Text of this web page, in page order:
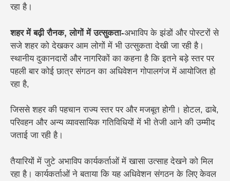
रहा है।
शहर में बढ़ी रौनक, लोगों में उत्सुकता-अभाविप के झंडों और पोस्टरों से
सजे शहर को देखकर आम लोगों में भी उत्सुकता देखी जा रही है।
स्थानीय दुकानदारों और नागरिकों का कहना है कि इतने बड़े स्तर पर
पहली बार कोई छात्र संगठन का अधिवेशन गोपालगंज में आयोजित हो
रहा है,
जिससे शहर की पहचान राज्य स्तर पर और मजबूत होगी। होटल, ढाबे,
परिवहन और अन्य व्यावसायिक गतिविधियों में भी तेजी आने की उम्मीद
जताई जा रही है।
तैयारियों में जुटे अभाविप कार्यकर्ताओं में खासा उत्साह देखने को मिल
रहा है। कार्यकर्ताओं ने बताया कि यह अधिवेशन संगठन के लिए केवल